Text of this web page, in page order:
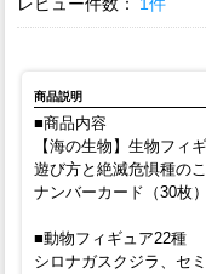
商品説明
■商品内容
【海の生物】生物フィ
遊び方と絶滅危惧種の
ナンバーカード（30枚）
■動物フィギュア22種
シロナガスクジラ、セ